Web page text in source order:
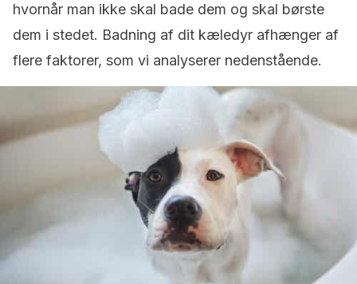
hvornår man ikke skal bade dem og skal børste
dem i stedet. Badning af dit kæledyr afhænger af
flere faktorer, som vi analyserer nedenstående.